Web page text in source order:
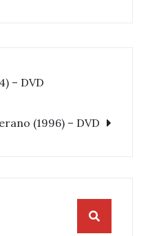
– DVD
(1996) – DVD